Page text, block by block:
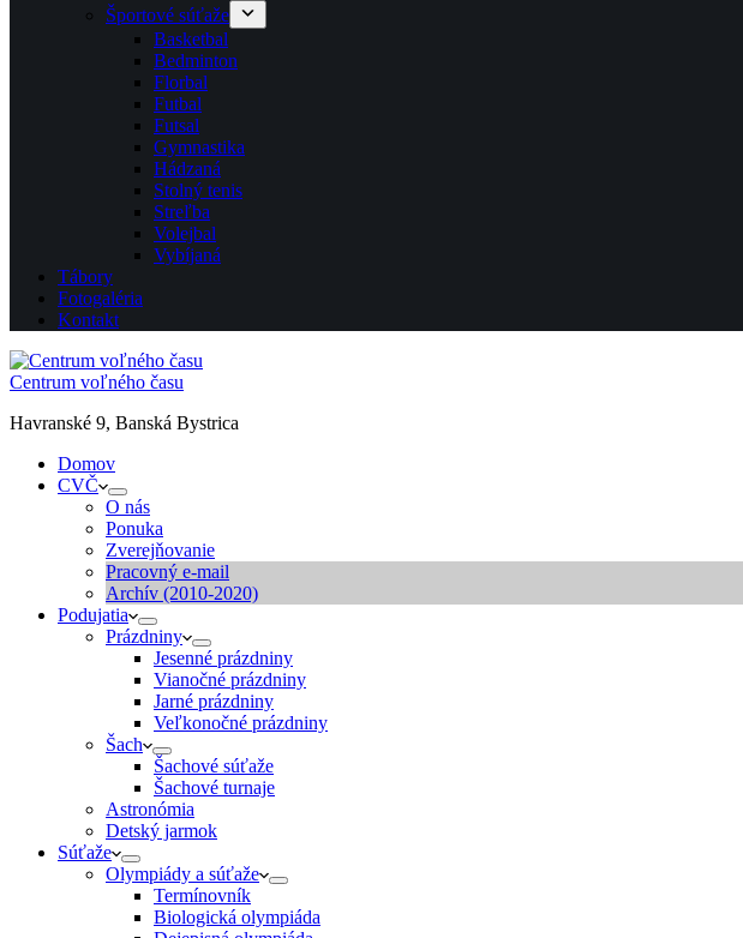
Športové súťaže
Basketbal
Bedminton
Florbal
Futbal
Futsal
Gymnastika
Hádzaná
Stolný tenis
Streľba
Volejbal
Vybíjaná
Tábory
Fotogaléria
Kontakt
Centrum voľného času
Havranské 9, Banská Bystrica
Domov
CVČ
O nás
Ponuka
Zverejňovanie
Pracovný e-mail
Archív (2010-2020)
Podujatia
Prázdniny
Jesenné prázdniny
Vianočné prázdniny
Jarné prázdniny
Veľkonočné prázdniny
Šach
Šachové súťaže
Šachové turnaje
Astronómia
Detský jarmok
Súťaže
Olympiády a súťaže
Termínovník
Biologická olympiáda